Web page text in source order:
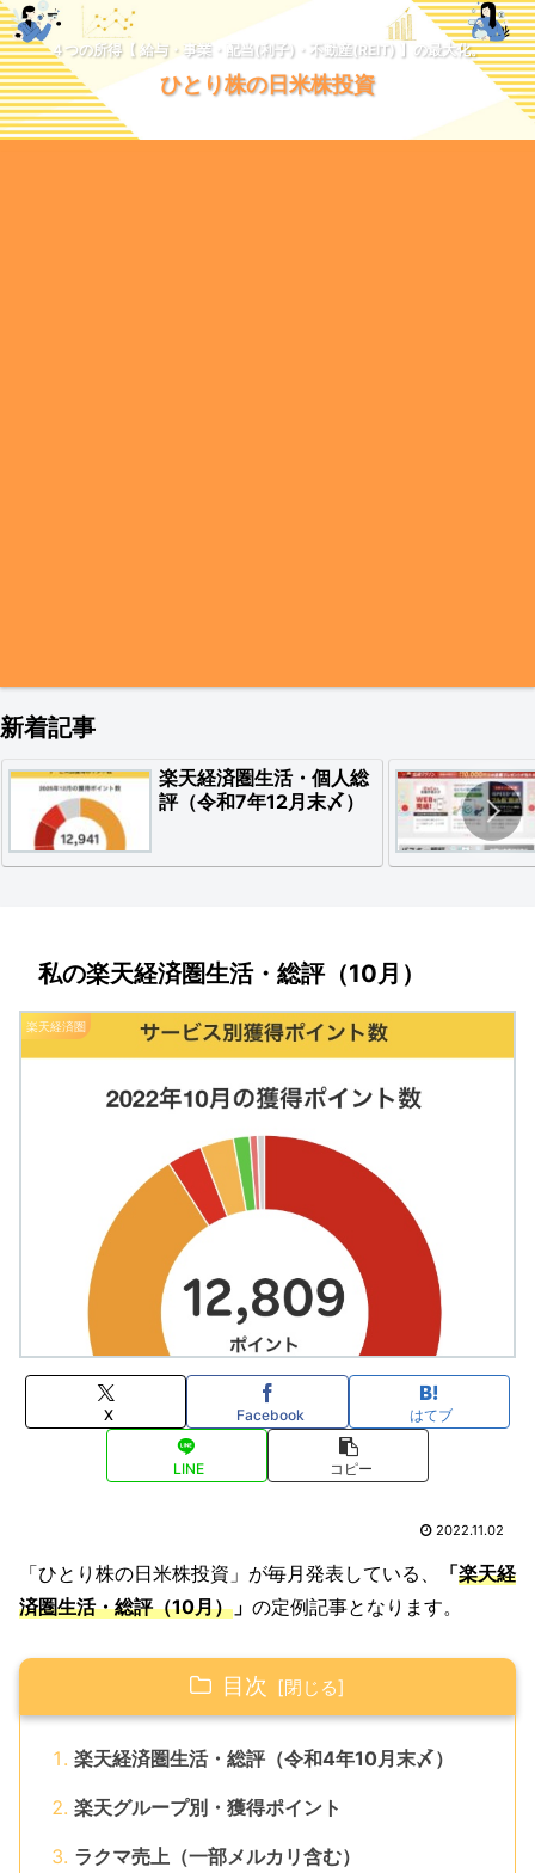
４つの所得【 給与・事業・配当(利子)・不動産(REIT) 】の最大化。
ひとり株の日米株投資
新着記事
楽天経済圏生活・個人総
評（令和7年12月末〆）
私の楽天経済圏生活・総評（10月）
楽天経済圏
X Facebook はてブ
LINE コピー
2022.11.02
「ひとり株の日米株投資」が毎月発表している、 「楽天経
済圏生活・総評（10月） 」 の定例記事となります。
目次
楽天経済圏生活・総評（令和4年10月末〆）
楽天グループ別・獲得ポイント
ラクマ売上（一部メルカリ含む）